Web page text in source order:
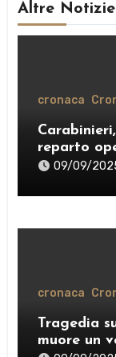
Altre Notizie
cronaca
reparto
comando
09/09/
cronaca
Tragedia
muore un